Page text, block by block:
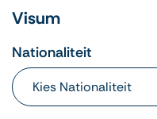
Visum
Nationaliteit